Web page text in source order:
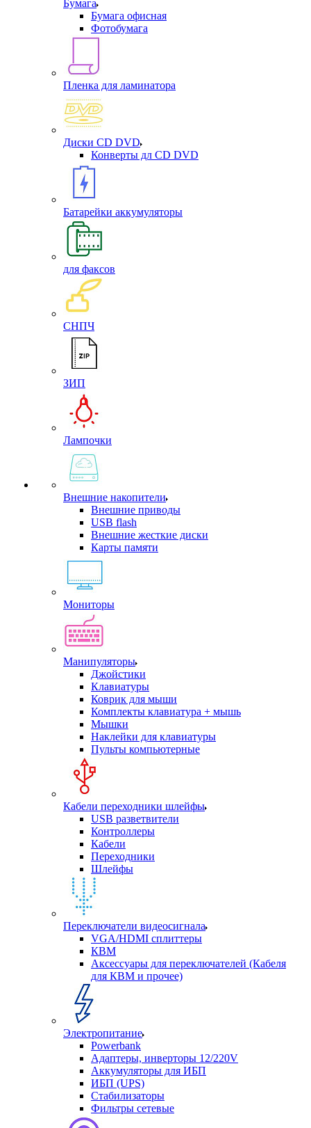
Бумага
Бумага офисная
Фотобумага
Пленка для ламинатора
Диски CD DVD
Конверты дл CD DVD
Батарейки аккумуляторы
для факсов
СНПЧ
ЗИП
Лампочки
Внешние накопители
Внешние приводы
USB flash
Внешние жесткие диски
Карты памяти
Мониторы
Манипуляторы
Джойстики
Клавиатуры
Коврик для мыши
Комплекты клавиатура + мышь
Мышки
Наклейки для клавиатуры
Пульты компьютерные
Кабели переходники шлейфы
USB разветвители
Контроллеры
Кабели
Переходники
Шлейфы
Переключатели видеосигнала
VGA/HDMI сплиттеры
КВМ
Аксессуары для переключателей (Кабеля
для КВМ и прочее)
Электропитание
Powerbank
Адаптеры, инверторы 12/220V
Аккумуляторы для ИБП
ИБП (UPS)
Стабилизаторы
Фильтры сетевые